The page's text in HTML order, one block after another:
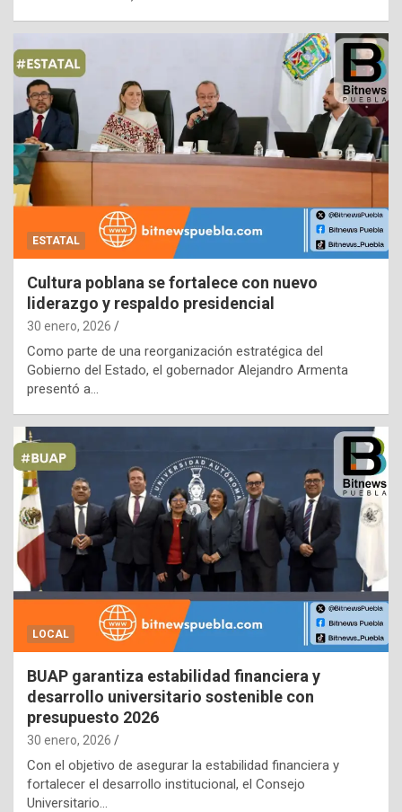
ESTATAL
Cultura poblana se fortalece con nuevo
liderazgo y respaldo presidencial
30 enero, 2026
Como parte de una reorganización estratégica del
Gobierno del Estado, el gobernador Alejandro Armenta
presentó a…
LOCAL
BUAP garantiza estabilidad financiera y
desarrollo universitario sostenible con
presupuesto 2026
30 enero, 2026
Con el objetivo de asegurar la estabilidad financiera y
fortalecer el desarrollo institucional, el Consejo
Universitario…